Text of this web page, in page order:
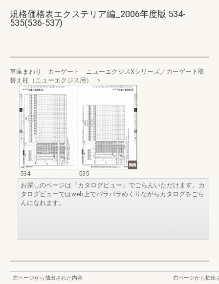
規格価格表エクステリア編_2006年度版 534-
535(536-537)
車庫まわり カーゲート ニューエクジスXシリーズ／カーゲート取
替え柱（ニューエクジス用）
534
535
お探しのページは「カタログビュー」でごらんいただけます。カ
タログビューではweb上でパラパラめくりながらカタログをごら
んになれます。
左ページから抽出された内容
右ページから抽出